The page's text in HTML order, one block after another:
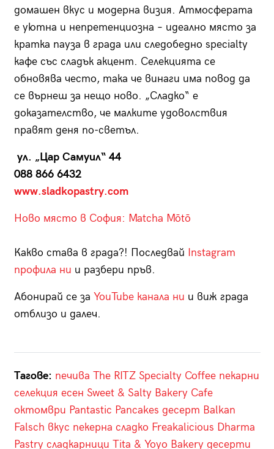
домашен вкус и модерна визия. Атмосферата
е уютна и непретенциозна – идеално място за
кратка пауза в града или следобедно specialty
кафе със сладък акцент. Селекцията се
обновява често, така че винаги има повод да
се върнеш за нещо ново. „Сладко“ е
доказателство, че малките удоволствия
правят деня по-светъл.
ул. „Цар Самуил“ 44
088 866 6432
www.sladkopastry.com
Ново място в София: Matcha Mōtō
Какво става в града?! Последвай Instagram
профила ни и разбери пръв.
Абонирай се за YouTube канала ни и виж града
отблизо и далеч.
Тагове: печива The RITZ Specialty Coffee пекарни
селекция есен Sweet & Salty Bakery Cafe
октомври Pantastic Pancakes десерт Balkan
Falsch вкус пекерна сладко Freakalicious Dharma
Pastry сладкарници Tita & Yoyo Bakery десерти